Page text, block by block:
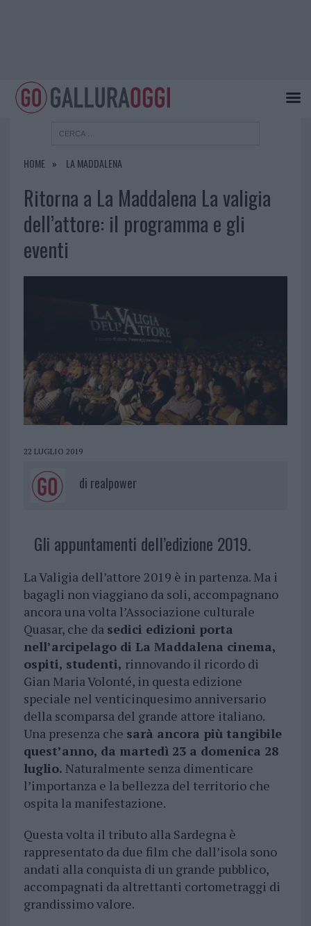
HOME LA MADDALENA
Ritorna a La Maddalena La valigia
dell’attore: il programma e gli
eventi
22 LUGLIO 2019
di realpower
Gli appuntamenti dell’edizione 2019.
La Valigia dell’attore 2019 è in partenza. Ma i
bagagli non viaggiano da soli, accompagnano
ancora una volta l’Associazione culturale
Quasar, che da sedici edizioni porta
nell’arcipelago di La Maddalena cinema,
ospiti, studenti, rinnovando il ricordo di
Gian Maria Volonté, in questa edizione
speciale nel venticinquesimo anniversario
della scomparsa del grande attore italiano.
Una presenza che sarà ancora più tangibile
quest’anno, da martedì 23 a domenica 28
luglio. Naturalmente senza dimenticare
l’importanza e la bellezza del territorio che
ospita la manifestazione.
Questa volta il tributo alla Sardegna è
rappresentato da due film che dall’isola sono
andati alla conquista di un grande pubblico,
accompagnati da altrettanti cortometraggi di
grandissimo valore.